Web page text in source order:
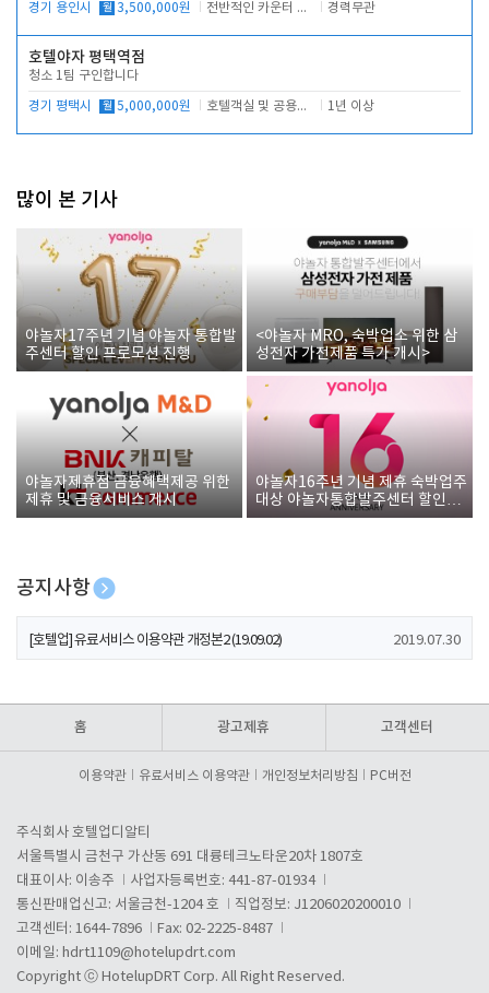
경기 용인시 월 3,500,000원 전반적인 카운터 업무 경력무관
호텔야자 평택역점
청소 1팀 구인합니다
경기 평택시 월 5,000,000원 호텔객실 및 공용시설 청소 관리 1년 이상
많이 본 기사
야놀자17주년 기념 야놀자 통합발
주센터 할인 프로모션 진행
<야놀자 MRO, 숙박업소 위한 삼
성전자 가전제품 특가 개시>
야놀자제휴점 금융혜택제공 위한
제휴 및 금융서비스 게시
야놀자16주년 기념 제휴 숙박업주
대상 야놀자통합발주센터 할인쿠
폰 증정
공지사항
[호텔업] 개인정보 처리방침 개정본1 (19.09.02)
[호텔업] 유료서비스 이용약관 개정본2 (19.09.02) 2019.07.30
홈 광고제휴 고객센터
이용약관 유료서비스 이용약관 개인정보처리방침 PC버전
주식회사 호텔업디알티
서울특별시 금천구 가산동 691 대륭테크노타운20차 1807호
대표이사: 이송주
사업자등록번호: 441-87-01934
통신판매업신고: 서울금천-1204 호
직업정보: J1206020200010
고객센터: 1644-7896
Fax: 02-2225-8487
이메일: hdrt1109@hotelupdrt.com
Copyright ⓒ HotelupDRT Corp. All Right Reserved.